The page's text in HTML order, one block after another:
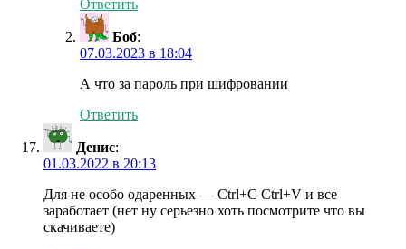
Ответить
Боб:
07.03.2023 в 18:04
А что за пароль при шифровании
Ответить
Денис:
01.03.2022 в 20:13
Для не особо одаренных — Ctrl+C Ctrl+V и все
заработает (нет ну серьезно хоть посмотрите что вы
скачиваете)